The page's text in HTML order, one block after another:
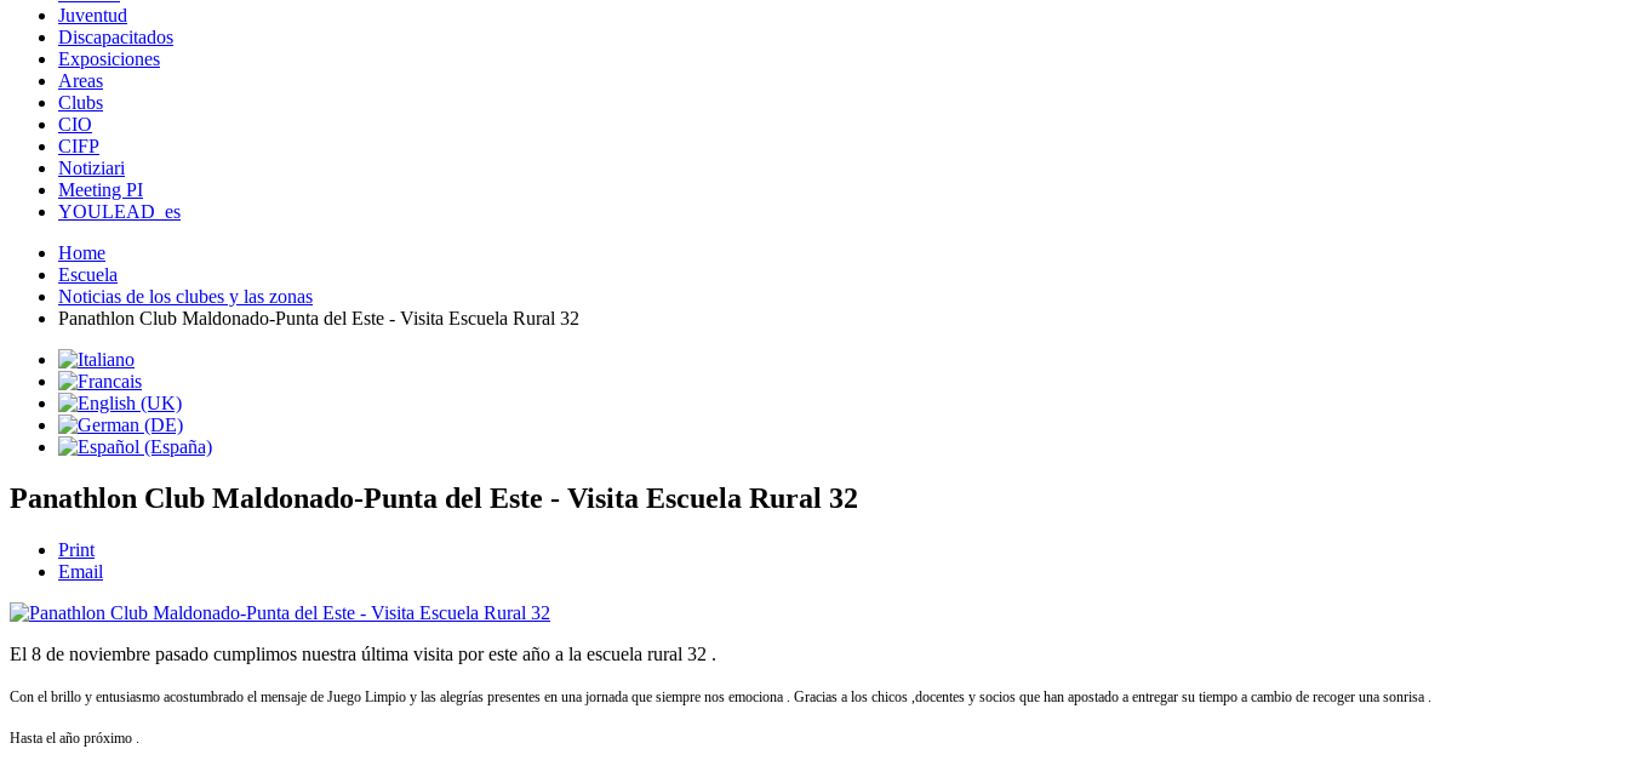
Juventud
Discapacitados
Exposiciones
Areas
Clubs
CIO
CIFP
Notiziari
Meeting PI
YOULEAD_es
Home
Escuela
Noticias de los clubes y las zonas
Panathlon Club Maldonado-Punta del Este - Visita Escuela Rural 32
Panathlon Club Maldonado-Punta del Este - Visita Escuela Rural 32
Print
Email
El 8 de noviembre pasado cumplimos nuestra última visita por este año a la escuela rural 32 .
Con el brillo y entusiasmo acostumbrado el mensaje de Juego Limpio y las alegrías presentes en una jornada que siempre nos emociona . Gracias a los chicos ,docentes y socios que han apostado a entregar su tiempo a cambio de recoger una sonrisa .
Hasta el año próximo .